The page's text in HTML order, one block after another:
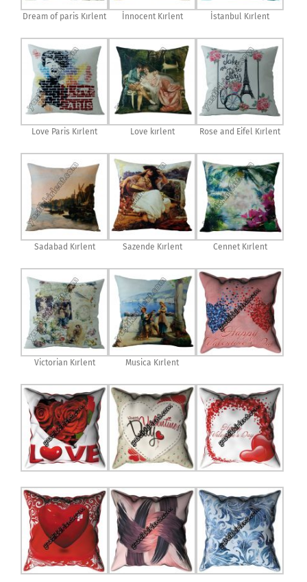
Dream of paris Kırlent İnnocent Kırlent İstanbul Kırlent
Love Paris Kırlent Love kırlent Rose and Eifel Kırlent
Sadabad Kırlent Sazende Kırlent Cennet Kırlent
Victorian Kırlent Musica Kırlent